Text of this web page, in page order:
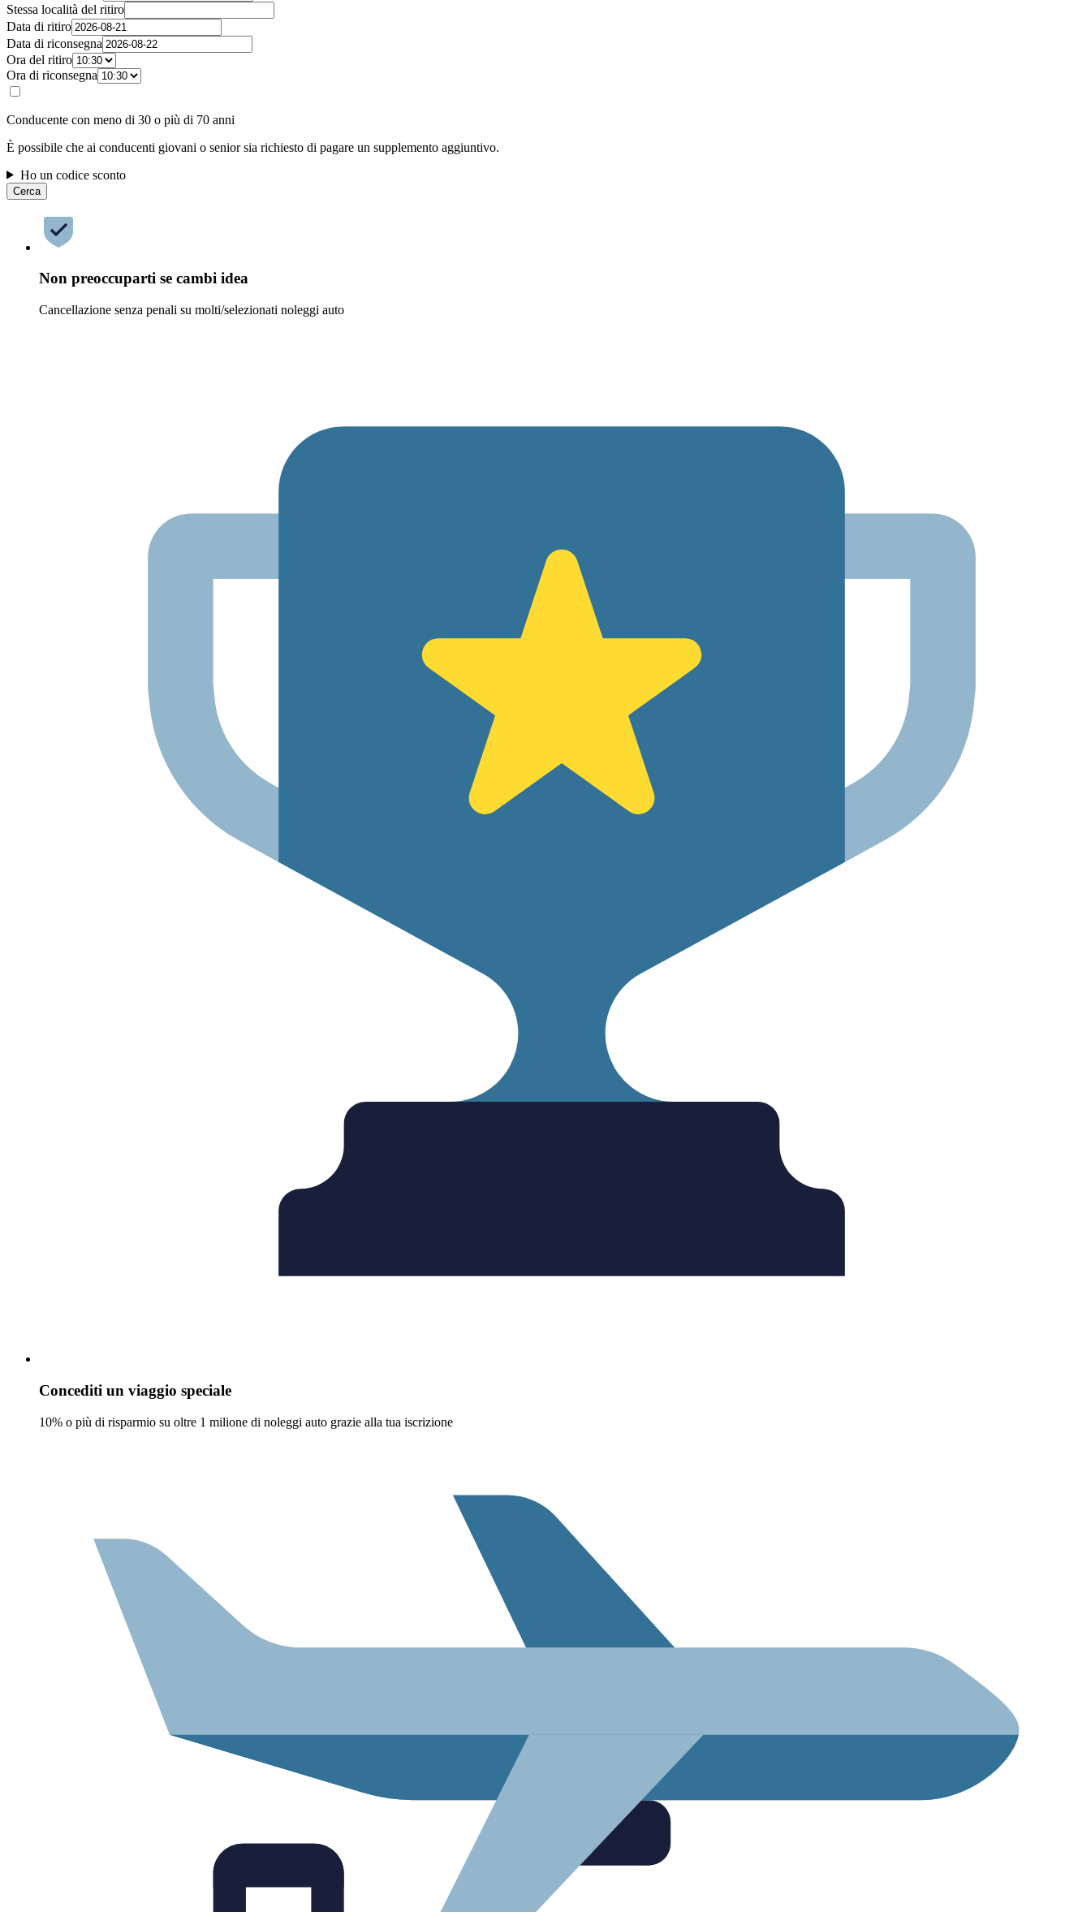
Stessa località del ritiro
Data di ritiro
Data di riconsegna
Ora del ritiro
Ora di riconsegna
Conducente con meno di 30 o più di 70 anni
È possibile che ai conducenti giovani o senior sia richiesto di pagare un supplemento aggiuntivo.
Ho un codice sconto
Cerca
Non preoccuparti se cambi idea
Cancellazione senza penali su molti/selezionati noleggi auto
Concediti un viaggio speciale
10% o più di risparmio su oltre 1 milione di noleggi auto grazie alla tua iscrizione